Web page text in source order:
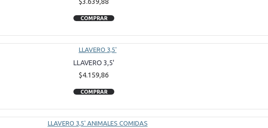
COMPRAR
LLAVERO 3,5'
$4.159,86
COMPRAR